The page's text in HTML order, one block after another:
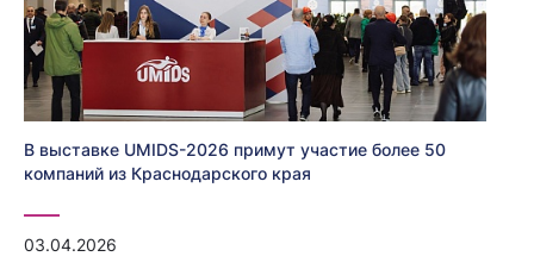
В выставке UMIDS-2026 примут участие более 50
компаний из Краснодарского края
03.04.2026